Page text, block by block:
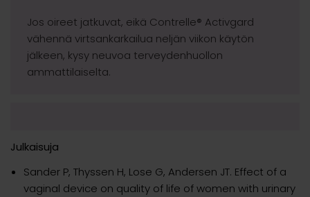
Jos oireet jatkuvat, eikä Contrelle® Activgard
vähennä virtsankarkailua neljän viikon käytön
jälkeen, kysy neuvoa terveydenhuollon
ammattilaiselta.
Julkaisuja
Sander P, Thyssen H, Lose G, Andersen JT. Effect of a
vaginal device on quality of life of women with urinary